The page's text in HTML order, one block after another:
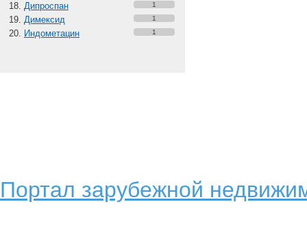
Дипроспан 1
Димексид 1
Индометацин 1
Портал зарубежной